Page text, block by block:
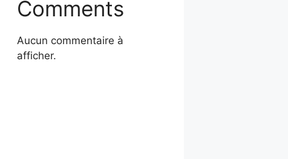
Comments
Aucun commentaire à
afficher.